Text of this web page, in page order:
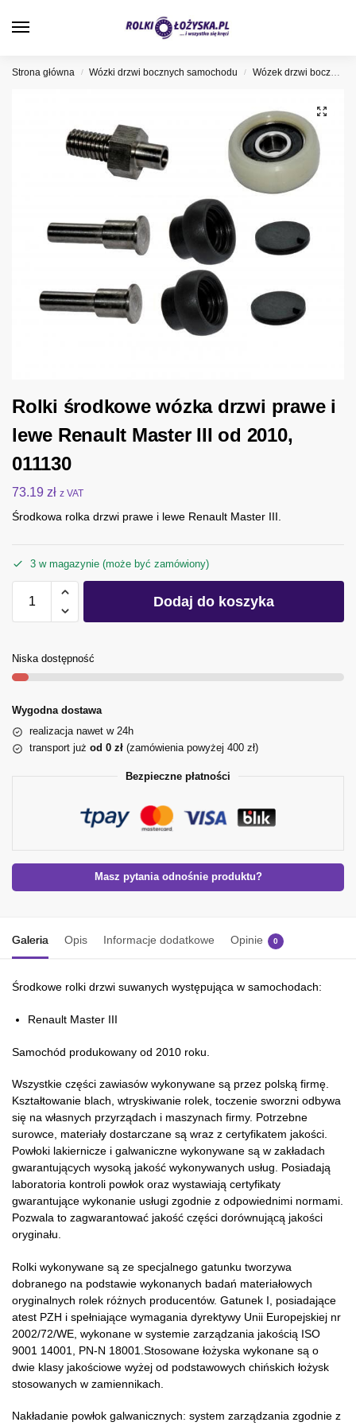
Strona główna / Wózki drzwi bocznych samochodu / Wózek drzwi bocznych Renault
Rolki środkowe wózka drzwi prawe i
lewe Renault Master III od 2010,
011130
73.19 zł z VAT
Środkowa rolka drzwi prawe i lewe Renault Master III.
3 w magazynie (może być zamówiony)
Dodaj do koszyka
Niska dostępność
Wygodna dostawa
realizacja nawet w 24h
transport już od 0 zł (zamówienia powyżej 400 zł)
Bezpieczne płatności
Masz pytania odnośnie produktu?
Galeria Opis Informacje dodatkowe Opinie 0
Środkowe rolki drzwi suwanych występująca w samochodach:
Renault Master III
Samochód produkowany od 2010 roku.
Wszystkie części zawiasów wykonywane są przez polską firmę.
Kształtowanie blach, wtryskiwanie rolek, toczenie sworzni odbywa
się na własnych przyrządach i maszynach firmy. Potrzebne
surowce, materiały dostarczane są wraz z certyfikatem jakości.
Powłoki lakiernicze i galwaniczne wykonywane są w zakładach
gwarantujących wysoką jakość wykonywanych usług. Posiadają
laboratoria kontroli powłok oraz wystawiają certyfikaty
gwarantujące wykonanie usługi zgodnie z odpowiednimi normami.
Pozwala to zagwarantować jakość części dorównującą jakości
oryginału.
Rolki wykonywane są ze specjalnego gatunku tworzywa
dobranego na podstawie wykonanych badań materiałowych
oryginalnych rolek różnych producentów. Gatunek I, posiadające
atest PZH i spełniające wymagania dyrektywy Unii Europejskiej nr
2002/72/WE, wykonane w systemie zarządzania jakością ISO
9001 14001, PN-N 18001.Stosowane łożyska wykonane są o
dwie klasy jakościowe wyżej od podstawowych chińskich łożysk
stosowanych w zamiennikach.
Nakładanie powłok galwanicznych: system zarządzania zgodnie z